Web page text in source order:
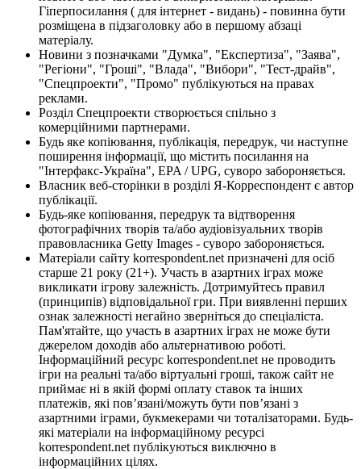
Гіперпосилання ( для інтернет - видань) - повинна бути
розміщена в підзаголовку або в першому абзаці
матеріалу.
Новини з позначками "Думка", "Експертиза", "Заява",
"Регіони", "Гроші", "Влада", "Вибори", "Тест-драйв",
"Спецпроекти", "Промо" публікуються на правах
реклами.
Розділ Спецпроекти створюється спільно з
комерційними партнерами.
Будь яке копіювання, публікація, передрук, чи наступне
поширення інформації, що містить посилання на
"Інтерфакс-Україна", EPA / UPG, суворо забороняється.
Власник веб-сторінки в розділі Я-Корреспондент є автор
публікації.
Будь-яке копіювання, передрук та відтворення
фотографічних творів та/або аудіовізуальних творів
правовласника Getty Images - суворо забороняється.
Матеріали сайту korrespondent.net призначені для осіб
старше 21 року (21+). Участь в азартних іграх може
викликати ігрову залежність. Дотримуйтесь правил
(принципів) відповідальної гри. При виявленні перших
ознак залежності негайно зверніться до спеціаліста.
Пам'ятайте, що участь в азартних іграх не може бути
джерелом доходів або альтернативою роботі.
Інформаційний ресурс korrespondent.net не проводить
ігри на реальні та/або віртуальні гроші, також сайт не
приймає ні в якій формі оплату ставок та інших
платежів, які пов’язані/можуть бути пов’язані з
азартними іграми, букмекерами чи тоталізаторами. Будь-
які матеріали на інформаційному ресурсі
korrespondent.net публікуються виключно в
інформаційних цілях.